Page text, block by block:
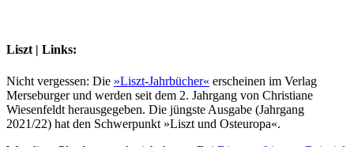
Liszt | Links:
Nicht vergessen: Die »Liszt-Jahrbücher« erscheinen im Verlag
Merseburger und werden seit dem 2. Jahrgang von Christiane
Wiesenfeldt herausgegeben. Die jüngste Ausgabe (Jahrgang
2021/22) hat den Schwerpunkt »Liszt und Osteuropa«.